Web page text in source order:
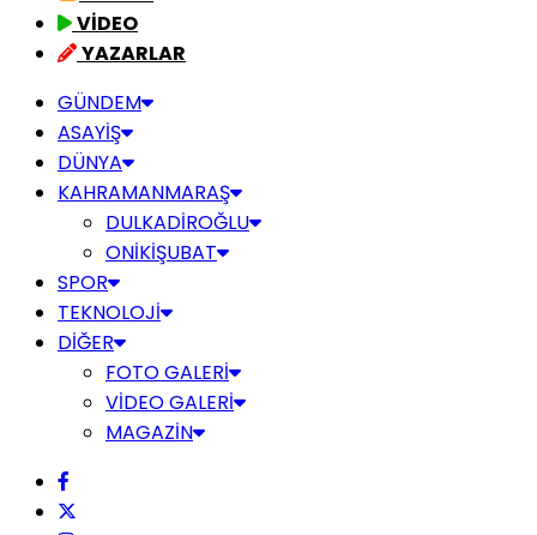
VİDEO
YAZARLAR
GÜNDEM
ASAYİŞ
DÜNYA
KAHRAMANMARAŞ
DULKADİROĞLU
ONİKİŞUBAT
SPOR
TEKNOLOJİ
DİĞER
FOTO GALERİ
VİDEO GALERİ
MAGAZİN